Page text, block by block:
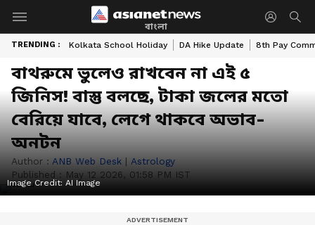
বাংলা
TRENDING : Kolkata School Holiday DA Hike Update 8th Pay
বাথরুমে ভুলেও রাখবেন না এই ৫
জিনিস! বাস্তু বলছে, টাকা জলের মতো
বেরিয়ে যাবে, লেগে থাকবে অভাব-
অনটন
Author : ANB Web Desk | Astrology
Published : May 12 2026, 01:58 PM IST
Image Credit: AI Image